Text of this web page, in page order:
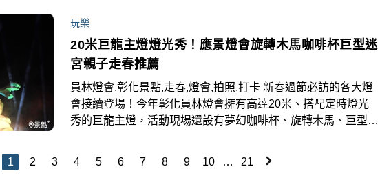
玩樂
20米巨龍主燈燈光秀！應景燈會旋轉木馬咖啡杯巨型迷
宮親子走春推薦
員林燈會,彰化景點,走春,燈會,拍照,打卡 新春過節必訪的各大燈
會接續登場！今年彰化員林燈會擁有高達20米、搭配定時燈光
秀的巨龍主燈，活動現場還設有夢幻咖啡杯、旋轉木馬、巨型迷
1 2 3 4 5 6 7 8 9 10 … 21